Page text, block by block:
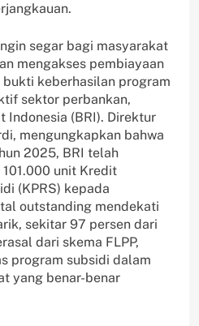
segar bagi masyarakat
mengakses pembiayaan
bukti keberhasilan program
sektor perbankan,
Indonesia (BRI). Direktur
mengungkapkan bahwa
2025, BRI telah
unit Kredit
(KPRS) kepada
outstanding mendekati
sekitar 97 persen dari
dari skema FLPP,
program subsidi dalam
yang benar-benar